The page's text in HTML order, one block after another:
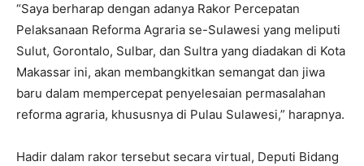
“Saya berharap dengan adanya Rakor Percepatan
Pelaksanaan Reforma Agraria se-Sulawesi yang meliputi
Sulut, Gorontalo, Sulbar, dan Sultra yang diadakan di Kota
Makassar ini, akan membangkitkan semangat dan jiwa
baru dalam mempercepat penyelesaian permasalahan
reforma agraria, khususnya di Pulau Sulawesi,” harapnya.
Hadir dalam rakor tersebut secara virtual, Deputi Bidang